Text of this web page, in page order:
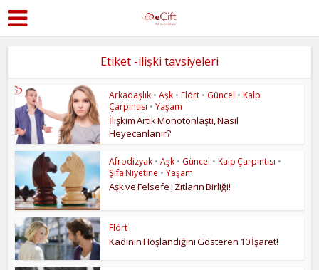
Etiket -ilişki tavsiyeleri
Arkadaşlık • Aşk • Flört • Güncel • Kalp
Çarpıntısı • Yaşam
İlişkim Artık Monotonlaştı, Nasıl
Heyecanlanır?
Afrodizyak • Aşk • Güncel • Kalp Çarpıntısı •
Şifa Niyetine • Yaşam
Aşk ve Felsefe : Zıtların Birliği!
Flört
Kadının Hoşlandığını Gösteren 10 İşaret!